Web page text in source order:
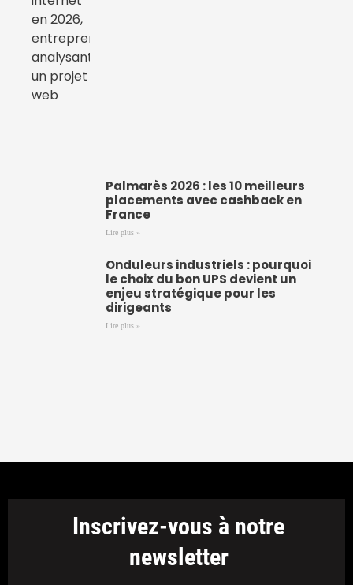
Palmarès 2026 : les 10 meilleurs
placements avec cashback en
France
Lire plus »
Onduleurs industriels : pourquoi
le choix du bon UPS devient un
enjeu stratégique pour les
dirigeants
Lire plus »